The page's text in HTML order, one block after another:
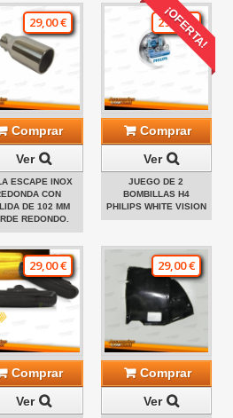
29,00 €
Comprar
Ver
ESCAPE INOX
CON
DE 102 MM
REDONDO.
¡OFERTA!
29,00 €
Comprar
Ver
JUEGO DE 2
BOMBILLAS H4
PHILIPS WHITE VISION
29,00 €
Comprar
Ver
29,00 €
Comprar
Ver